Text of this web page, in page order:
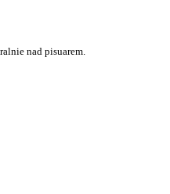
nad pisuarem.